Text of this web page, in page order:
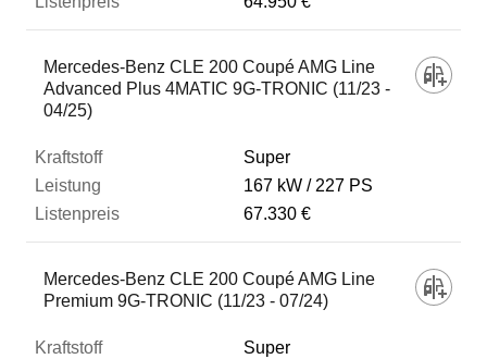
Mercedes-Benz CLE 200 Coupé AMG Line
Advanced Plus 4MATIC 9G-TRONIC (11/23 -
04/25)
Super
167 kW
227 PS
67.330 €
Mercedes-Benz CLE 200 Coupé AMG Line
Premium 9G-TRONIC (11/23 - 07/24)
Super